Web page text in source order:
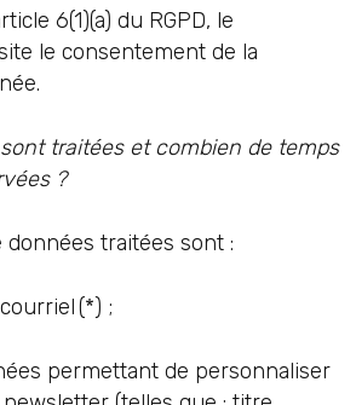
6(1)(a) du RGPD, le
le consentement de la
traitées et combien de temps
?
données traitées sont :
(*) ;
permettant de personnaliser